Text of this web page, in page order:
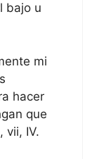
bajo u
mi
hacer
que
vii, IV.